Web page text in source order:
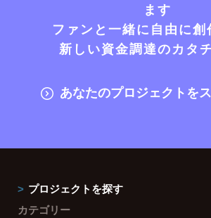
ます
ファンと一緒に自由に創
新しい資金調達のカタ
あなたのプロジェクトを
プロジェクトを探す
カテゴリー